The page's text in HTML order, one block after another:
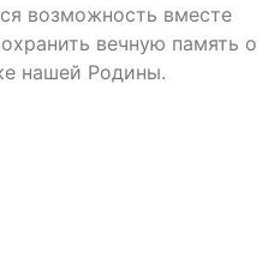
возможность вместе
вечную память о
нашей Родины.